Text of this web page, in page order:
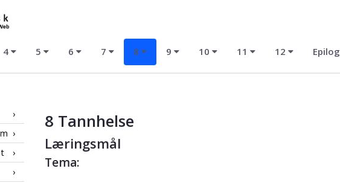
4 5 6 7 8 9 10 11 12 Epilog
8 Tannhelse
Læringsmål
Tema: